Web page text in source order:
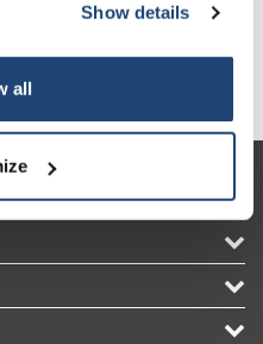
Show details
all
formazione di esteri ma sono